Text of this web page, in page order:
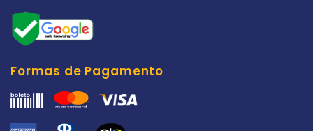
Formas de Pagamento